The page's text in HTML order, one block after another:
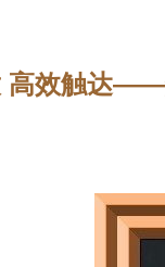
高效触达——